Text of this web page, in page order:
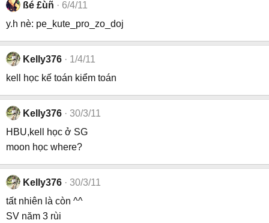
ßé £ùñ
6/4/11
y.h nè: pe_kute_pro_zo_doj
Kelly376
1/4/11
kell học kế toán kiểm toán
Kelly376
30/3/11
HBU,kell học ở SG
moon học where?
Kelly376
30/3/11
tất nhiên là còn ^^
SV năm 3 rùi